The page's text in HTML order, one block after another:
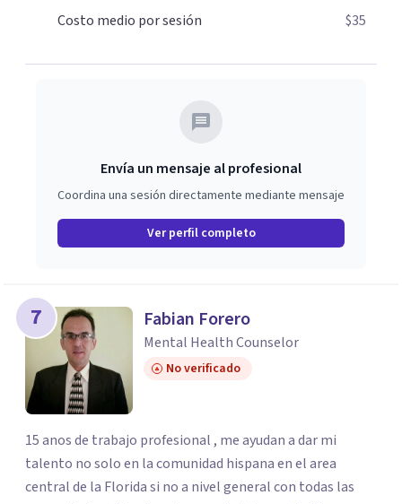
Costo medio por sesión
$35
Envía un mensaje al profesional
Coordina una sesión directamente mediante mensaje
Ver perfil completo
7 Fabian Forero
Mental Health Counselor
No verificado
15 anos de trabajo profesional , me ayudan a dar mi
talento no solo en la comunidad hispana en el area
central de la Florida si no a nivel general con todas las